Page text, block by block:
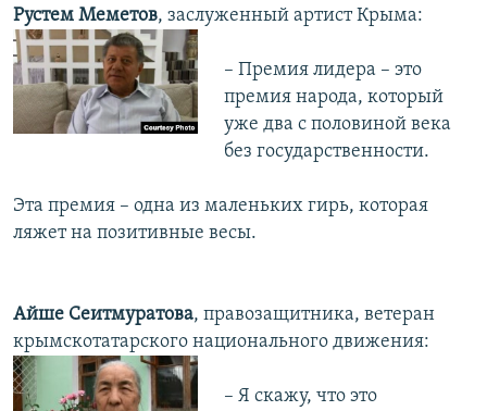
Рустем Меметов, заслуженный артист Крыма:
– Премия лидера – это
премия народа, который
уже два с половиной века
без государственности.
Эта премия – одна из маленьких гирь, которая
ляжет на позитивные весы.
Айше Сеитмуратова, правозащитника, ветеран
крымскотатарского национального движения:
– Я скажу, что это